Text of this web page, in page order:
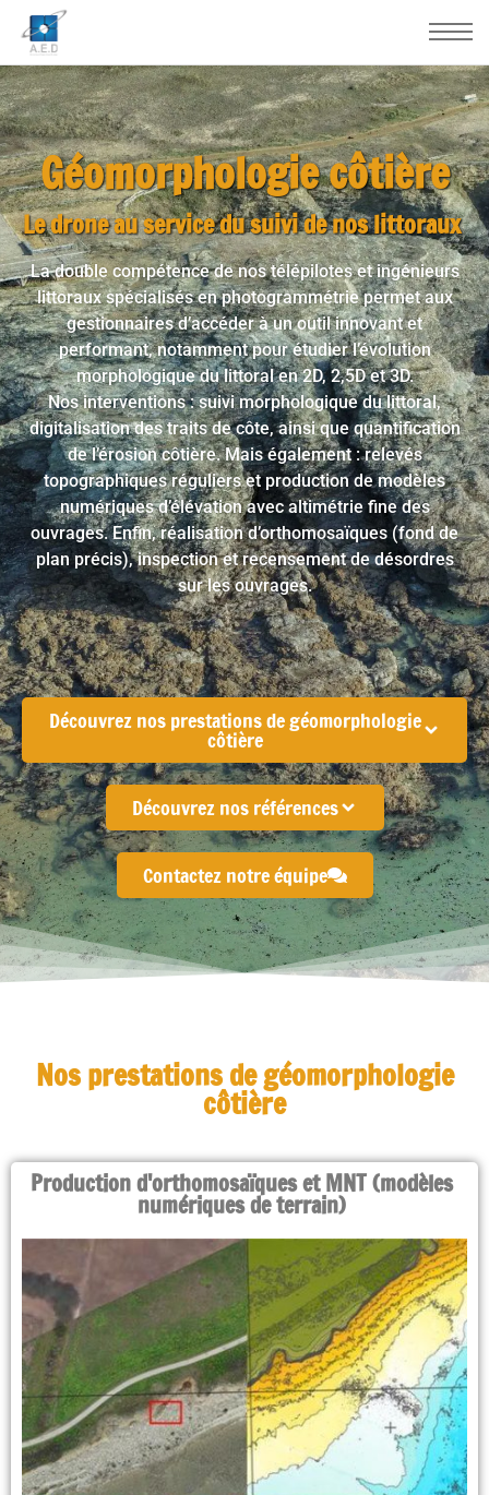
Géomorphologie côtière
Le drone au service du suivi de nos littoraux
La double compétence de nos télépilotes et ingénieurs
littoraux spécialisés en photogrammétrie permet aux
gestionnaires d’accéder à un outil innovant et
performant, notamment pourétudier l’évolution
morphologique du littoralen 2D, 2,5D et 3D.
Nos interventions :suivi morphologique du littoral,
digitalisation des traits de côte, ainsi quequantification
de l’érosion côtière. Mais également :relevés
topographiques régulierset production demodèles
numériques d’élévationavecaltimétrie fine des
ouvrages. Enfin, réalisation d’orthomosaïques (fond de
plan précis),inspection et recensement de désordres
sur les ouvrages.
Découvrez nos prestations de géomorphologie
côtière
Découvrez nos références
Contactez notre équipe
Nos prestations de géomorphologie
côtière
Production d'orthomosaïques et MNT (modèles
numériques de terrain)